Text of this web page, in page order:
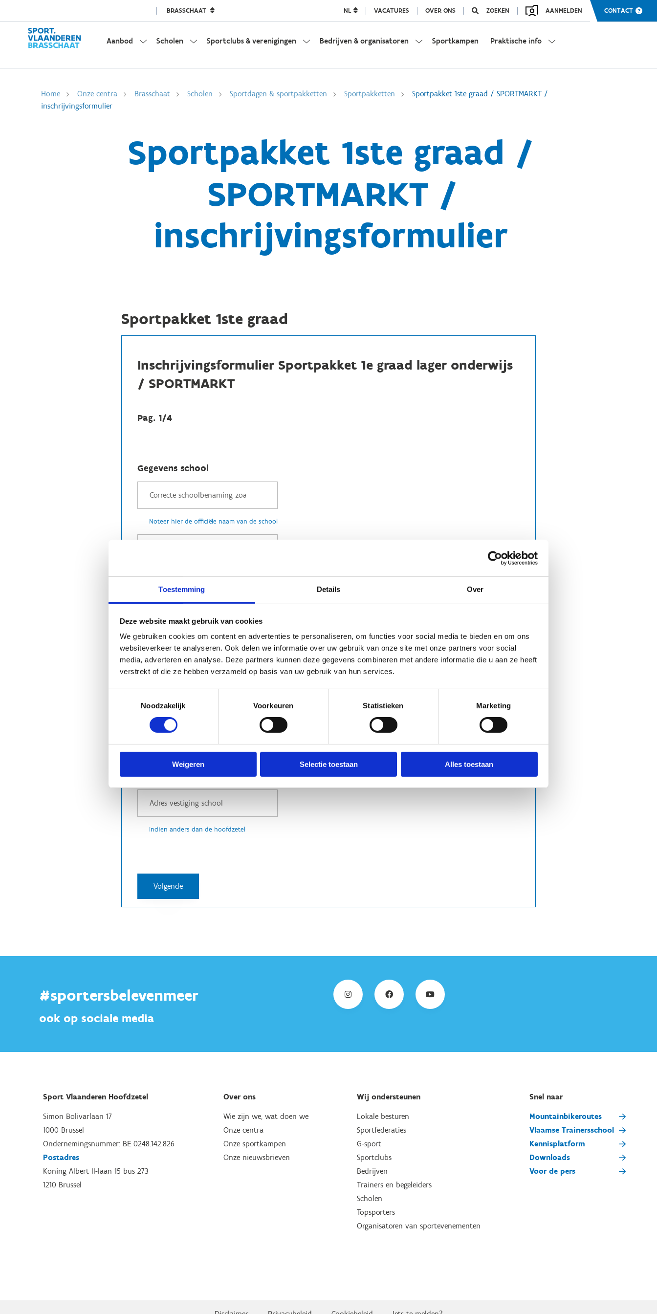
Toestemming Details Over
Deze website maakt gebruik van cookies
We gebruiken cookies om content en advertenties te personaliseren, om functies voor social media te bieden en om ons
websiteverkeer te analyseren. Ook delen we informatie over uw gebruik van onze site met onze partners voor social
media, adverteren en analyse. Deze partners kunnen deze gegevens combineren met andere informatie die u aan ze heeft
verstrekt of die ze hebben verzameld op basis van uw gebruik van hun services.
Noodzakelijk
Voorkeuren Statistieken Marketing
Weigeren Selectie toestaan Alles toestaan
BRASSCHAAT NL VACATURES OVER ONS ZOEKEN AANMELDEN CONTACT
Aanbod Scholen Sportclubs & verenigingen Bedrijven & organisatoren Sportkampen Praktische info
Home Onze centra Brasschaat Scholen Sportdagen & sportpakketten Sportpakketten
Sportpakket 1ste graad / SPORTMARKT /
inschrijvingsformulier
Sportpakket 1ste graad /
SPORTMARKT /
inschrijvingsformulier
Sportpakket 1ste graad
Inschrijvingsformulier Sportpakket 1e graad lager onderwijs
/ SPORTMARKT
Pag. 1/4
Gegevens school
Noteer hier de officiële naam van de school
Vul hier de postcode en gemeente in
Noteer hier de straatnaam, huisnummer, postcode en gemeente
Indien anders dan de hoofdzetel
#sportersbelevenmeer
ook op sociale media
Sport Vlaanderen Hoofdzetel
Simon Bolivarlaan 17
1000 Brussel
Ondernemingsnummer: BE 0248.142.826
Postadres
Koning Albert II-laan 15 bus 273
1210 Brussel
Over ons
Wie zijn we, wat doen we
Onze centra
Onze sportkampen
Onze nieuwsbrieven
Wij ondersteunen
Lokale besturen
Sportfederaties
G-sport
Sportclubs
Bedrijven
Trainers en begeleiders
Scholen
Topsporters
Organisatoren van sportevenementen
Snel naar
Mountainbikeroutes
Vlaamse Trainersschool
Kennisplatform
Downloads
Voor de pers